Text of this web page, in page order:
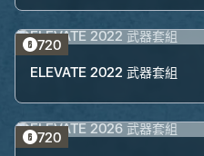
720
ELEVATE 2022 武器套組
720